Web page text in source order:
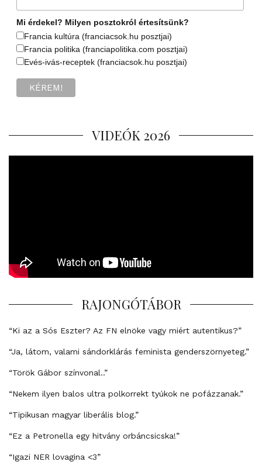
Mi érdekel? Milyen posztokról értesítsünk?
Francia kultúra (franciacsok.hu posztjai)
Francia politika (franciapolitika.com posztjai)
Evés-ivás-receptek (franciacsok.hu posztjai)
VIDEÓK 2026
RAJONGÓTÁBOR
“Ki az a Sós Eszter? Az FN elnöke vagy miért autentikus?”
“Ja, látom, valami sándorklárás feminista genderszörnyeteg.”
“Török Gábor színvonal..”
“Nekem ilyen balos ultra polkorrekt tyúkok ne pofázzanak.”
“Tipikusan magyar liberális blog.”
“Ez a Petronella egy hitvány orbáncsicska!”
“Igazi NER lovagina <3”